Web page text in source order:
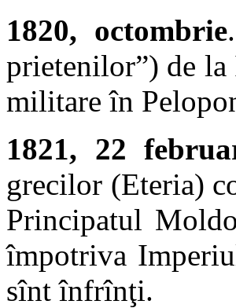
1820, octombrie
prietenilor”) de
militare în
1821, 22
grecilor (Eteria)
Principatul
împotriva
sînt înfrînţi.